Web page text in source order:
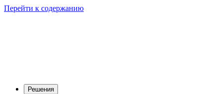
Перейти к содержанию
Решения